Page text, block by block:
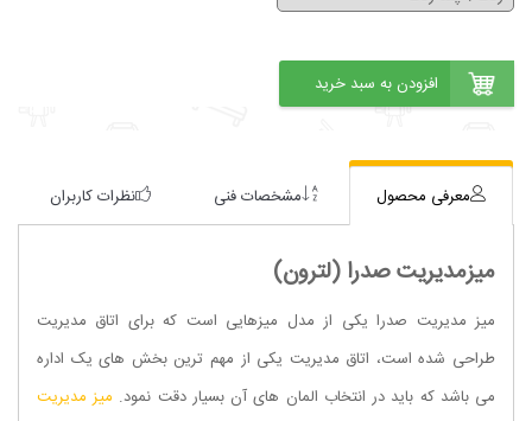
معرفی محصول مشخصات فنی نظرات کاربران
میزمدیریت صدرا (لترون)
میز مدیریت صدرا یکی از مدل میزهایی است که برای اتاق مدیریت
طراحی شده است، اتاق مدیریت یکی از مهم ترین بخش های یک اداره
می باشد که باید در انتخاب المان های آن بسیار دقت نمود. میز مدیریت